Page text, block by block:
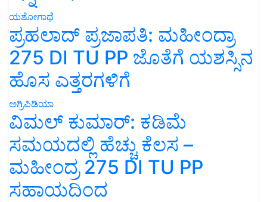
ಯಶೋಗಾಥೆ
ಪ್ರಹಲಾದ್ ಪ್ರಜಾಪತಿ: ಮಹೀಂದ್ರಾ
275 DI TU PP ಜೊತೆಗೆ ಯಶಸ್ಸಿನ
ಹೊಸ ಎತ್ತರಗಳಿಗೆ
ಅಗ್ರಿಪಿಡಿಯಾ
ವಿಮಲ್ ಕುಮಾರ್: ಕಡಿಮೆ
ಸಮಯದಲ್ಲಿ ಹೆಚ್ಚು ಕೆಲಸ –
ಮಹೀಂದ್ರ 275 DI TU PP
ಸಹಾಯದಿಂದ